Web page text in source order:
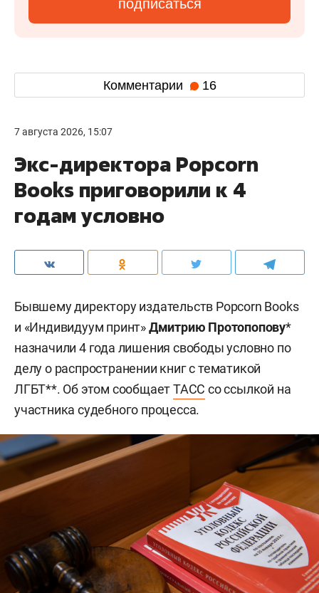
подписаться
Комментарии 16
7 августа 2026, 15:07
Экс-директора Popcorn
Books приговорили к 4
годам условно
Бывшему директору издательств Popcorn Books
и «Индивидуум принт»Дмитрию Протопопову*
назначили 4 года лишения свободы условно по
делу о распространении книг с тематикой
ЛГБТ**. Об этом сообщаетТАСС со ссылкой на
участника судебного процесса.